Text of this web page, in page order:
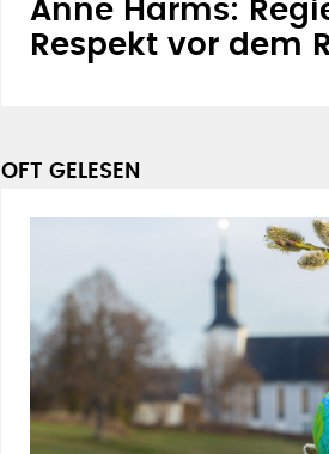
Anne Harms:
Respekt vor dem
OFT GELESEN